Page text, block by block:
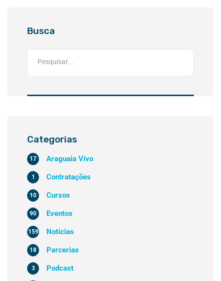
Busca
Categorias
Araguaia Vivo
17
Contratações
1
Cursos
10
Eventos
90
Notícias
159
Parcerias
18
Podcast
3